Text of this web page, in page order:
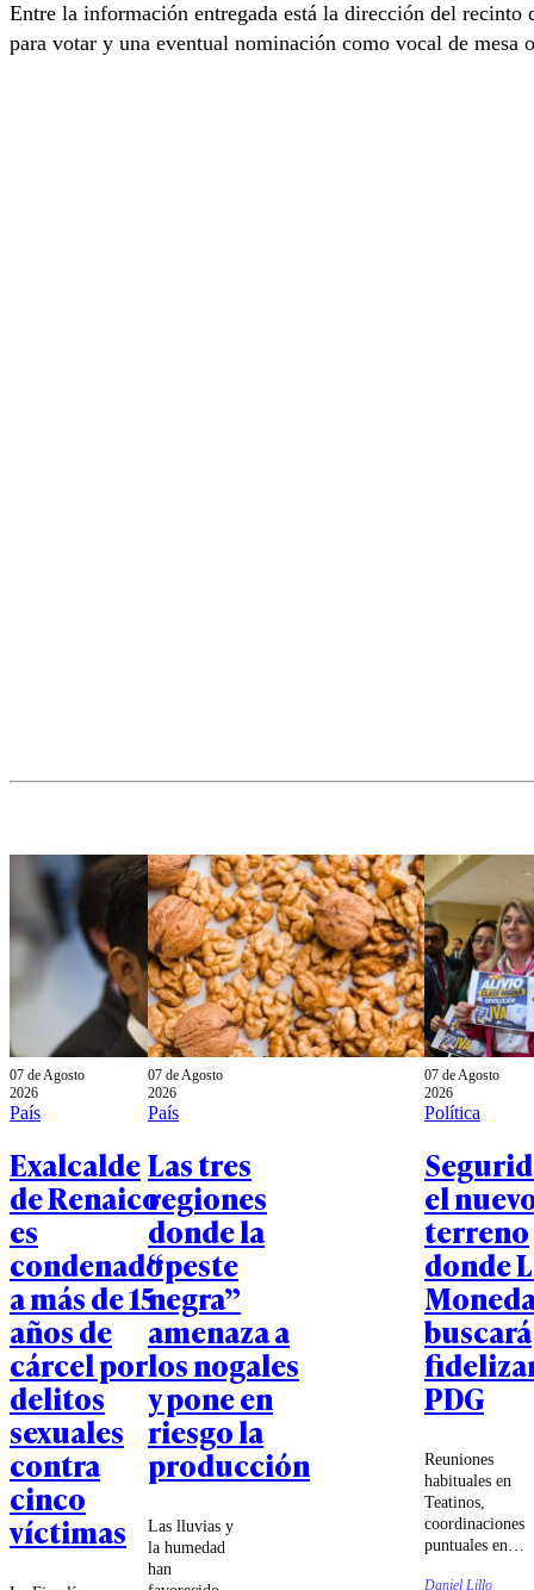
Entre la información entregada está la dirección del
para votar y una eventual nominación como vocal de mesa
07 de Agosto
2026
País
Exalcalde
de Renaico
es
condenado
a más de 15
años de
cárcel por
delitos
sexuales
contra
cinco
víctimas
07 de Agosto
2026
País
Las tres
regiones
donde la
“peste
negra”
amenaza a
los nogales
y pone en
riesgo la
producción
Las lluvias y
la humedad
han
07 de Agosto
2026
Política
el
terreno
donde
buscará
PDG
Reuniones
habituales en
Teatinos,
coordinaciones
puntuales en
Daniel Lillo